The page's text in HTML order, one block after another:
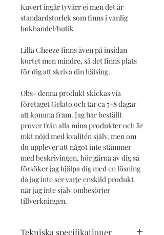
Kuvert ingår tyvärr ej men det är
standardstorlek som finns i vanlig
bokhandel/butik
Lilla Cheeze finns även på insidan
kortet men mindre, så det finns plats
för dig att skriva din hälsing.
Obs- denna produkt skickas via
företaget Gelato och tar ca 5-8 dagar
att komma fram. Jag har beställt
prover från alla mina produkter och är
mkt nöjd med kvalitén själv, men om
du upplever att något inte stämmer
med beskrivingen, hör gärna av dig så
försöker jag hjälpa dig med en lösning
då jag inte ser varje enskild produkt
när jag inte själv ombesörjer
tillverkningen.
Tekniska specifikationer